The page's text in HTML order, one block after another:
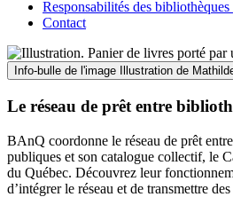
Responsabilités des
Contact
Info-bulle de l'image Illustration de
Le réseau de prêt entre
BAnQ coordonne le réseau de prêt
publiques et son catalogue collectif, le
du Québec. Découvrez leur
d’intégrer le réseau et de transmettre